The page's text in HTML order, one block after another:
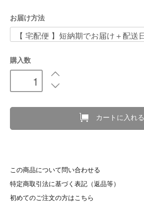
お届け方法
購入数
カートに入れる
この商品について問い合わせる
特定商取引法に基づく表記（返品等）
初めてのご注文の方はこちら